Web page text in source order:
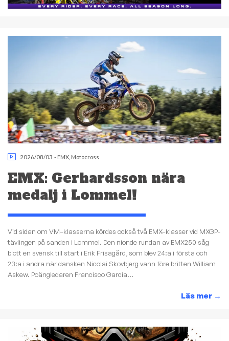
2026/08/03 - EMX Motocross
EMX: Gerhardsson nära
medalj i Lommel!
Vid sidan om VM–klasserna kördes också två EMX–klasser vid MXGP-
tävlingen på sanden i Lommel. Den nionde rundan av EMX250 såg
blott en svensk till start i Erik Frisagård, som blev 24:a i första och
23:a i andra när dansken Nicolai Skovbjerg vann före britten William
Askew. Poängledaren Francisco Garcia...
Läs mer →